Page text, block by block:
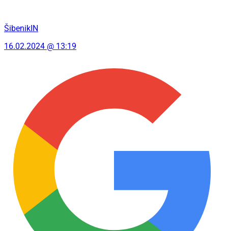
ŠibenikIN
16.02.2024 @ 13:19